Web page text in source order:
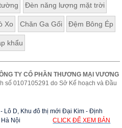
Đèn năng lượng mặt trời
Xo Chăn Ga Gối Đệm Bông Ép
khẩu
TY CỔ PHẦN THƯƠNG MẠI VƯƠNG
số 0107105291 do Sở Kế hoạch và Đầu
Lô D, Khu đô thị mới Đại Kim - Định
Nội
CLICK ĐỂ XEM BẢN